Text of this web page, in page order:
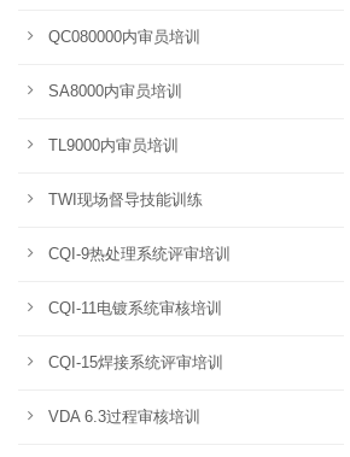
QC080000内审员培训
SA8000内审员培训
TL9000内审员培训
TWI现场督导技能训练
CQI-9热处理系统评审培训
CQI-11电镀系统审核培训
CQI-15焊接系统评审培训
VDA 6.3过程审核培训